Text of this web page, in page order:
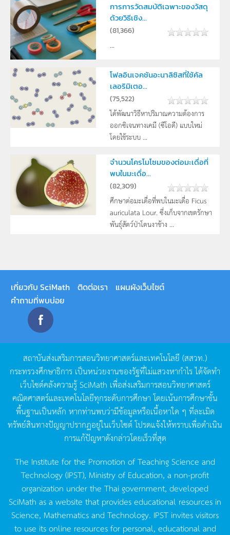
การการวัดสมบัติเฉพาะของวัสดุ
ด้วยวิธีเชิง...
(81,366)
...
โฟลอินเจคชันอะนาลิซิสที่ใช้คัล
เลอริมิเตอ...
(75,522)
ได้พัฒนาวิธีหาปริมาณความต้องการ
ออกซิเจนทางเคมี (ซีโอดี) แบบใหม่
โดยใช้ระบบ ...
จำนวนโครโมโซมของต่อมะเดื่อที่
พบในมะเดื่อ...
(82,309)
ศึกษาต่อมะเดื่อที่พบในมะเดื่อ Ficus
auriculata Lour. ซึ่งเก็บจากเขตรักษา
พันธุ์สัตว์ป่าโตนงาช้าง ...
เกี่ยวกับ SciMath ติดต่อเรา
แผนผังเว็บไซต์
คำถามที่พบบ่อย
สถาบันส่งเสริมการสอนวิทยาศาสตร์และเทคโนโลยี (สสวท.)
กระทรวงศึกษาธิการ เป็นหน่วยงานของรัฐที่ไม่แสวงหากำไรได้จัดทำ
เว็บไซต์คลังความรู้SciMath เพื่อส่งเสริมการสอนวิทยาศาสตร์
คณิตศาสตร์และเทคโนโลยีทุกระดับการศึกษา โดยเน้นการศึกษาขั้น
พื้นฐานเป็นหลัก หากท่านพบว่ามีข้อมูลหรือเนื้อหาใด ๆ ที่ละเมิด
ทรัพย์สินทางปัญญาปรากฏอยู่ในเว็บไซต์โปรดแจ้งให้ทราบเพื่อดำเนิน
การแก้ปัญหาดังกล่าวโดยเร็วที่สุด
The Institute for the Promotion of Teaching Science and
Technology (IPST), Ministry of Education, a non-profit
organization under the Thai government, developed
SciMath as a website that provides educational resources in
Science, Mathematics and Technology. IPST invites visitors
to use its online resources for personal, educational and